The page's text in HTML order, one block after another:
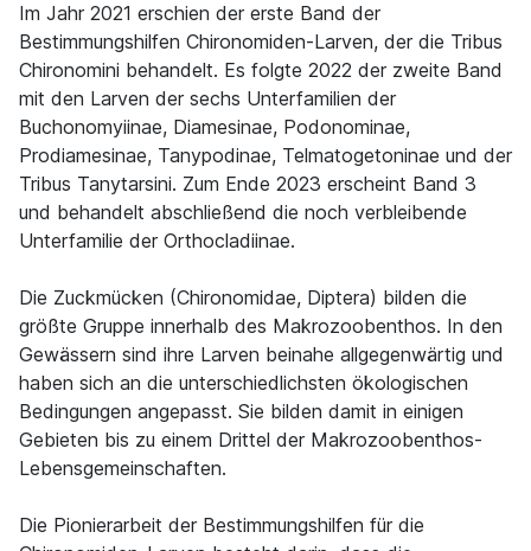
Im Jahr 2021 erschien der erste Band der
Bestimmungshilfen Chironomiden-Larven, der die Tribus
Chironomini behandelt. Es folgte 2022 der zweite Band
mit den Larven der sechs Unterfamilien der
Buchonomyiinae, Diamesinae, Podonominae,
Prodiamesinae, Tanypodinae, Telmatogetoninae und der
Tribus Tanytarsini. Zum Ende 2023 erscheint Band 3
und behandelt abschließend die noch verbleibende
Unterfamilie der Orthocladiinae.
Die Zuckmücken (Chironomidae, Diptera) bilden die
größte Gruppe innerhalb des Makrozoobenthos. In den
Gewässern sind ihre Larven beinahe allgegenwärtig und
haben sich an die unterschiedlichsten ökologischen
Bedingungen angepasst. Sie bilden damit in einigen
Gebieten bis zu einem Drittel der Makrozoobenthos-
Lebensgemeinschaften.
Die Pionierarbeit der Bestimmungshilfen für die